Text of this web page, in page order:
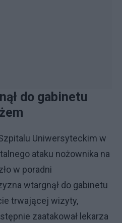
do gabinetu
Uniwersyteckim w
ataku nożownika na
w poradni
wtargnął do gabinetu
trwającej wizyty,
zaatakował lekarza